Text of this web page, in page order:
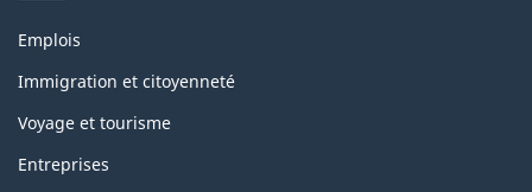
Themes
topics
Emplois
Immigration et citoyenneté
Voyage et tourisme
Entreprises